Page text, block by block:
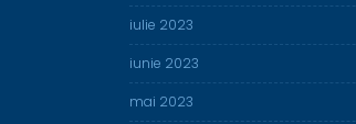
iulie 2023
iunie 2023
mai 2023